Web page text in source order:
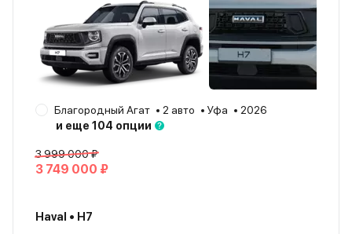
Благородный Агат 2 авто Уфа
2026
и еще 104 опции
3 999 000 ₽
3 749 000 ₽
Haval • H7